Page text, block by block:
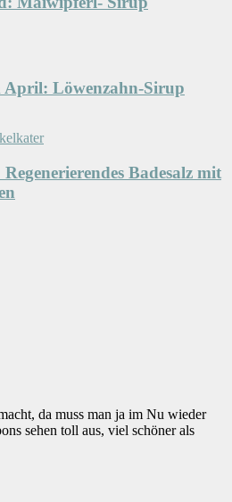
April: Löwenzahn-Sirup
Badesalz mit
da muss man ja im Nu wieder
sehen toll aus, viel schöner als